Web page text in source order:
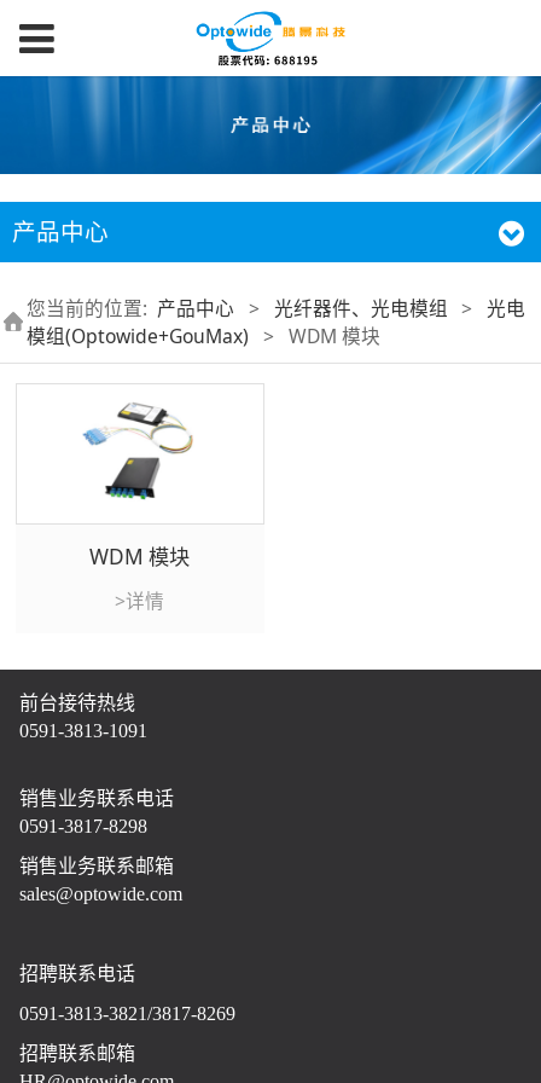
产品中心
您当前的位置: 产品中心 > 光纤器件、光电模组 >
光电
模组(Optowide+GouMax) > WDM 模块
WDM 模块
>详情
前台接待热线
0591-3813-1091
销售业务联系电话
0591-3817-8298
销售业务联系邮箱
sales@optowide.com
招聘联系电话
0591-3813-3821/3817-8269
招聘联系邮箱